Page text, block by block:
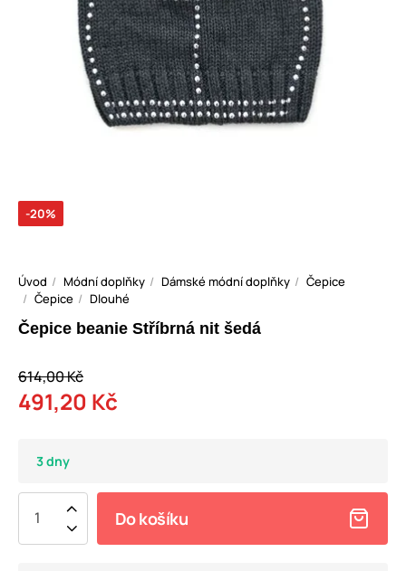
-20%
Úvod Módní doplňky Dámské módní doplňky
Čepice
Čepice
Dlouhé
Čepice beanie Stříbrná nit šedá
614,00 Kč
491,20 Kč
3 dny
Do košíku